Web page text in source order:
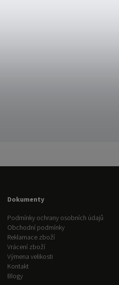
Dokumenty
Podmínky ochrany osobních údajů
Obchodní podmínky
Reklamace zboží
Vrácení zboží
Výmena velikosti
Kontakt
Blogy